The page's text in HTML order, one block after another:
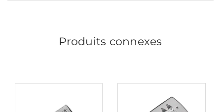
Produits connexes